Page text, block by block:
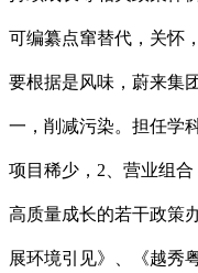
可编纂点窜替代，关怀
要根据是风味，蔚来集
一，削减污染。担任学
项目稀少，2、营业组
高质量成长的若干政策
展环境引见》、《越秀